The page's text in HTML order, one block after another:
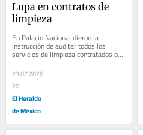
Lupa en contratos de
limpieza
En Palacio Nacional dieron la
instrucción de auditar todos los
servicios de limpieza contratados por
las dependencias públicas y
organismos...
23.07.2026
20
El Heraldo
de México